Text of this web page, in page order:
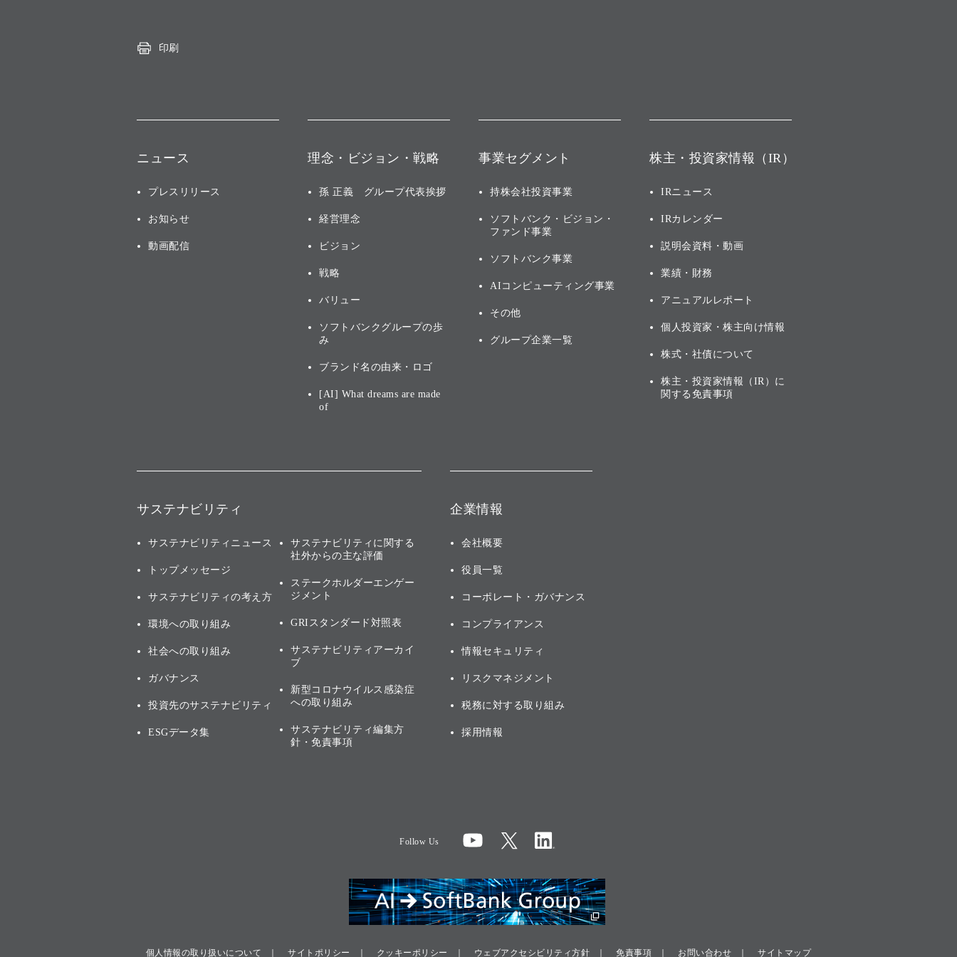
印刷
ニュース
プレスリリース
お知らせ
動画配信
理念・ビジョン・戦略
孫 正義 グループ代表挨拶
経営理念
ビジョン
戦略
バリュー
ソフトバンクグループの歩
み
ブランド名の由来・ロゴ
[AI] What dreams are made
of
事業セグメント
持株会社投資事業
ソフトバンク・ビジョン・
ファンド事業
ソフトバンク事業
AIコンピューティング事業
その他
グループ企業一覧
株主・投資家情報（IR）
IRニュース
IRカレンダー
説明会資料・動画
業績・財務
アニュアルレポート
個人投資家・株主向け情報
株式・社債について
株主・投資家情報（IR）に
関する免責事項
サステナビリティ
サステナビリティニュース
トップメッセージ
サステナビリティの考え方
環境への取り組み
社会への取り組み
ガバナンス
投資先のサステナビリティ
ESGデータ集
サステナビリティに関する
社外からの主な評価
ステークホルダーエンゲー
ジメント
GRIスタンダード対照表
サステナビリティアーカイ
ブ
新型コロナウイルス感染症
への取り組み
サステナビリティ編集方
針・免責事項
企業情報
会社概要
役員一覧
コーポレート・ガバナンス
コンプライアンス
情報セキュリティ
リスクマネジメント
税務に対する取り組み
採用情報
Follow Us
個人情報の取り扱いについて サイトポリシー クッキーポリシー ウェブアクセシビリティ方針 免責事項 お問い合わせ サイトマップ